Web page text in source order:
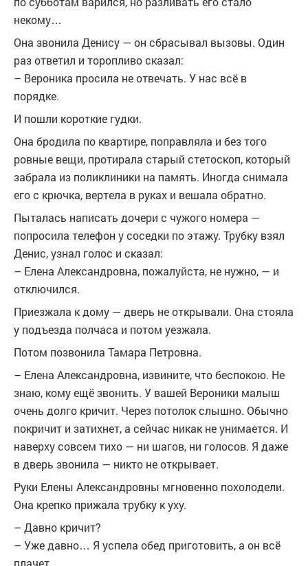
некому…
Она звонила Денису — он сбрасывал вызовы. Один
раз ответил и торопливо сказал:
– Вероника просила не отвечать. У нас всё в
порядке.
И пошли короткие гудки.
Она бродила по квартире, поправляла и без того
ровные вещи, протирала старый стетоскоп, который
забрала из поликлиники на память. Иногда снимала
его с крючка, вертела в руках и вешала обратно.
Пыталась написать дочери с чужого номера —
попросила телефон у соседки по этажу. Трубку взял
Денис, узнал голос и сказал:
– Елена Александровна, пожалуйста, не нужно, — и
отключился.
Приезжала к дому — дверь не открывали. Она стояла
у подъезда полчаса и потом уезжала.
Потом позвонила Тамара Петровна.
– Елена Александровна, извините, что беспокою. Не
знаю, кому ещё звонить. У вашей Вероники малыш
очень долго кричит. Через потолок слышно. Обычно
покричит и затихнет, а сейчас никак не унимается. И
наверху совсем тихо — ни шагов, ни голосов. Я даже
в дверь звонила — никто не открывает.
Руки Елены Александровны мгновенно похолодели.
Она крепко прижала трубку к уху.
– Давно кричит?
– Уже давно… Я успела обед приготовить, а он всё
плачет…